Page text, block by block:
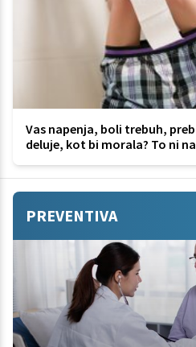
Vas napenja, boli trebuh,
deluje, kot bi morala? To ni
PREVENTIVA